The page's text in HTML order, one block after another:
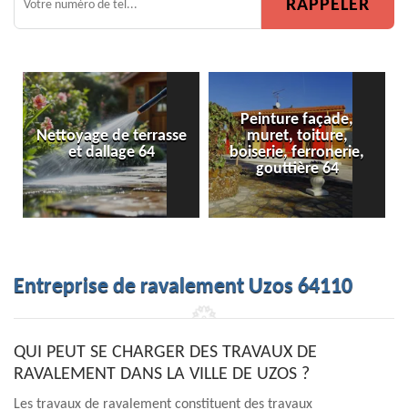
Peinture façade,
muret, toiture,
boiserie, ferronerie,
gouttière 64
Peinture de clôture 64
Entreprise de ravalement Uzos 64110
QUI PEUT SE CHARGER DES TRAVAUX DE
RAVALEMENT DANS LA VILLE DE UZOS ?
Les travaux de ravalement constituent des travaux